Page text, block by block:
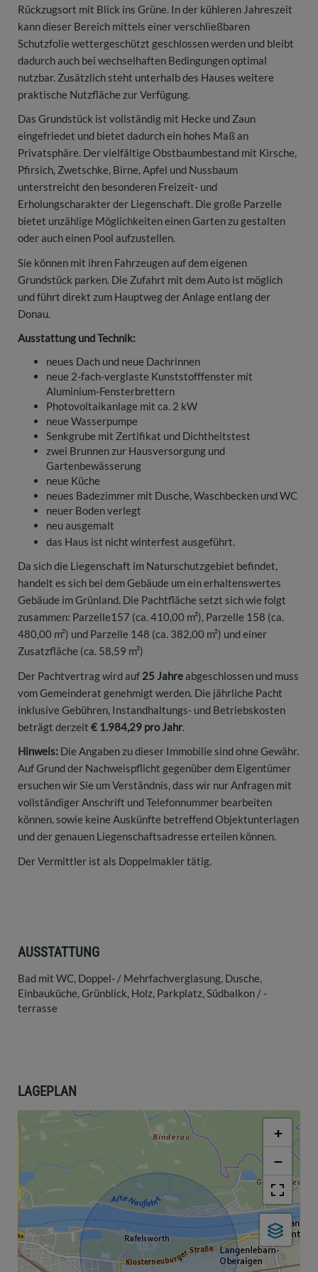
Rückzugsort mit Blick ins Grüne. In der kühleren Jahreszeit
kann dieser Bereich mittels einer verschließbaren
Schutzfolie wettergeschützt geschlossen werden und bleibt
dadurch auch bei wechselhaften Bedingungen optimal
nutzbar. Zusätzlich steht unterhalb des Hauses weitere
praktische Nutzfläche zur Verfügung.
Das Grundstück ist vollständig mit Hecke und Zaun
eingefriedet und bietet dadurch ein hohes Maß an
Privatsphäre. Der vielfältige Obstbaumbestand mit Kirsche,
Pfirsich, Zwetschke, Birne, Apfel und Nussbaum
unterstreicht den besonderen Freizeit- und
Erholungscharakter der Liegenschaft. Die große Parzelle
bietet unzählige Möglichkeiten einen Garten zu gestalten
oder auch einen Pool aufzustellen.
Sie können mit ihren Fahrzeugen auf dem eigenen
Grundstück parken. Die Zufahrt mit dem Auto ist möglich
und führt direkt zum Hauptweg der Anlage entlang der
Donau.
Ausstattung und Technik:
neues Dach und neue Dachrinnen
neue 2-fach-verglaste Kunststofffenster mit
Aluminium-Fensterbrettern
Photovoltaikanlage mit ca. 2 kW
neue Wasserpumpe
Senkgrube mit Zertifikat und Dichtheitstest
zwei Brunnen zur Hausversorgung und
Gartenbewässerung
neue Küche
neues Badezimmer mit Dusche, Waschbecken und WC
neuer Boden verlegt
neu ausgemalt
das Haus ist nicht winterfest ausgeführt.
Da sich die Liegenschaft im Naturschutzgebiet befindet,
handelt es sich bei dem Gebäude um ein erhaltenswertes
Gebäude im Grünland. Die Pachtfläche setzt sich wie folgt
zusammen: Parzelle157 (ca. 410,00 m²), Parzelle 158 (ca.
480,00 m²) und Parzelle 148 (ca. 382,00 m²) und einer
Zusatzfläche (ca. 58,59 m²)
Der Pachtvertrag wird auf 25 Jahreabgeschlossen und muss
vom Gemeinderat genehmigt werden. Die jährliche Pacht
inklusive Gebühren, Instandhaltungs- und Betriebskosten
beträgt derzeit € 1.984,29 pro Jahr.
Hinweis: Die Angaben zu dieser Immobilie sind ohne Gewähr.
Auf Grund der Nachweispflicht gegenüber dem Eigentümer
ersuchen wir Sie um Verständnis, dass wir nur Anfragen mit
vollständiger Anschrift und Telefonnummer bearbeiten
können, sowie keine Auskünfte betreffend Objektunterlagen
und der genauen Liegenschaftsadresse erteilen können.
Der Vermittler ist als Doppelmakler tätig.
AUSSTATTUNG
Bad mit WC Doppel- / Mehrfachverglasung Dusche
Einbauküche Grünblick Holz Parkplatz Südbalkon / -
terrasse
LAGEPLAN
+
−